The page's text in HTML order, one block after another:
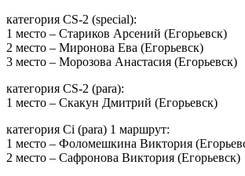
категория CS-2 (special):
1 место – Стариков Арсений (Егорьевск)
2 место – Миронова Ева (Егорьевск)
3 место – Морозова Анастасия (Егорьевск)
категория CS-2 (para):
1 место – Скакун Дмитрий (Егорьевск)
категория Ci (para) 1 маршрут:
1 место – Фоломешкина Виктория
2 место – Сафронова Виктория (Егорьевск)